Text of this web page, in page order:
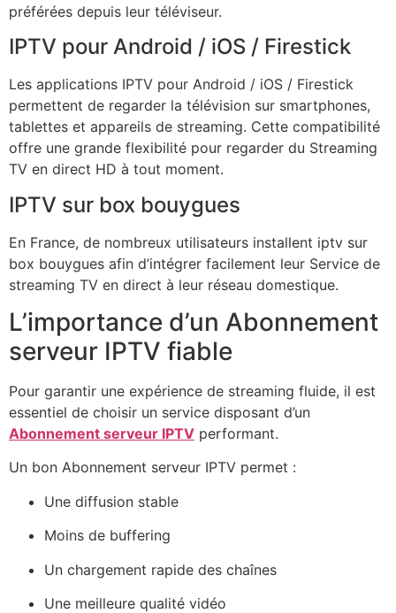
préférées depuis leur téléviseur.
IPTV pour Android / iOS / Firestick
Les applications IPTV pour Android / iOS / Firestick
permettent de regarder la télévision sur smartphones,
tablettes et appareils de streaming. Cette compatibilité
offre une grande flexibilité pour regarder du Streaming
TV en direct HD à tout moment.
IPTV sur box bouygues
En France, de nombreux utilisateurs installent iptv sur
box bouygues afin d’intégrer facilement leur Service de
streaming TV en direct à leur réseau domestique.
L’importance d’un Abonnement
serveur IPTV fiable
Pour garantir une expérience de streaming fluide, il est
essentiel de choisir un service disposant d’un
Abonnement serveur IPTV performant.
Un bon Abonnement serveur IPTV permet :
Une diffusion stable
Moins de buffering
Un chargement rapide des chaînes
Une meilleure qualité vidéo